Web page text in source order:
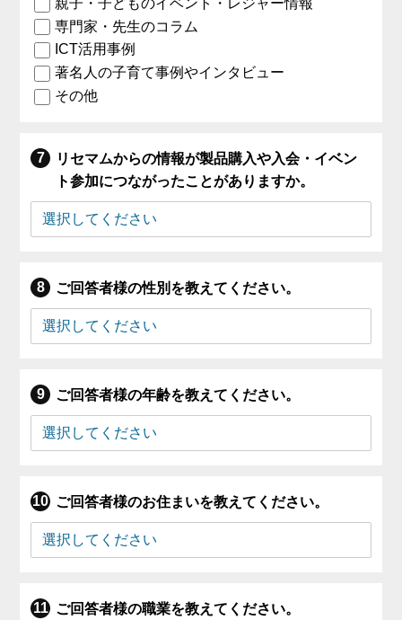
専門家・先生のコラム
ICT活用事例
著名人の子育て事例やインタビュー
その他
リセマムからの情報が製品購入や入会・イベン
ト参加につながったことがありますか。
ご回答者様の性別を教えてください。
ご回答者様の年齢を教えてください。
ご回答者様のお住まいを教えてください。
ご回答者様の職業を教えてください。